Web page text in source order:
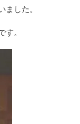
ました。
す。